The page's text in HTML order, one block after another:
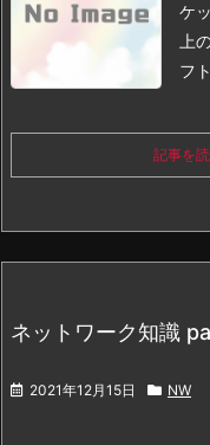
ケ
上
フ
記事を
ネットワーク知識
2021年12月15日 NW